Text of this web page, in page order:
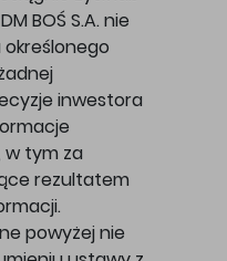
BOŚ S.A. nie
inwestora
w tym za
rezultatem
powyżej nie